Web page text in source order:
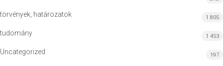
törvények, határozatok 1 805
tudomány 1 453
Uncategorized 197